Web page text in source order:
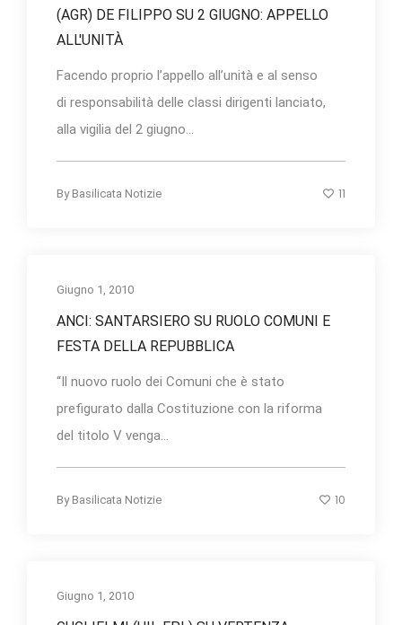
(AGR) DE FILIPPO SU 2 GIUGNO: APPELLO
ALL'UNITÀ
Facendo proprio l’appello all’unità e al senso
di responsabilità delle classi dirigenti lanciato,
alla vigilia del 2 giugno...
By Basilicata Notizie 11
Giugno 1, 2010
ANCI: SANTARSIERO SU RUOLO COMUNI E
FESTA DELLA REPUBBLICA
“Il nuovo ruolo dei Comuni che è stato
prefigurato dalla Costituzione con la riforma
del titolo V venga...
By Basilicata Notizie 10
Giugno 1, 2010